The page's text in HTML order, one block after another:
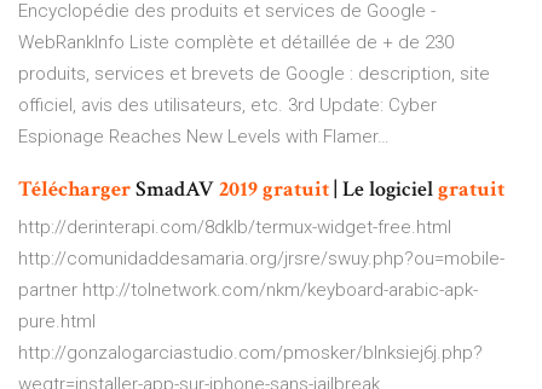
Encyclopédie des produits et services de Google -
WebRankInfo Liste complète et détaillée de + de 230
produits, services et brevets de Google : description, site
officiel, avis des utilisateurs, etc. 3rd Update: Cyber
Espionage Reaches New Levels with Flamer…
TéléchargerSmadAV2019gratuit| Le logicielgratuit
http://derinterapi.com/8dklb/termux-widget-free.html
http://comunidaddesamaria.org/jrsre/swuy.php?ou=mobile-
partner http://tolnetwork.com/nkm/keyboard-arabic-apk-
pure.html
http://gonzalogarciastudio.com/pmosker/blnksiej6j.php?